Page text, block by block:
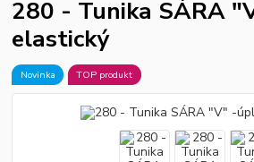
280 - Tunika SÁRA
elastický
Novinka TOP produkt